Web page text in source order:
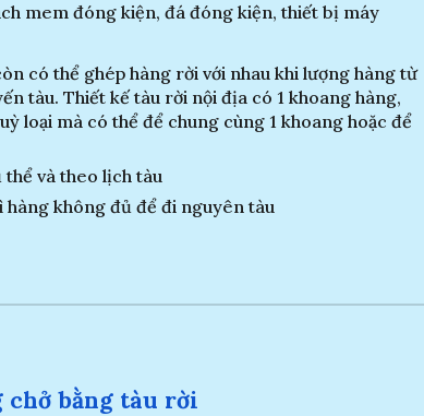
mem đóng kiện, đá đóng kiện, thiết bị máy
có thể ghép hàng rời với nhau khi lượng hàng từ
tàu. Thiết kế tàu rời nội địa có 1 khoang hàng,
loại mà có thể để chung cùng 1 khoang hoặc để
và theo lịch tàu
hàng không đủ để đi nguyên tàu
chở bằng tàu rời